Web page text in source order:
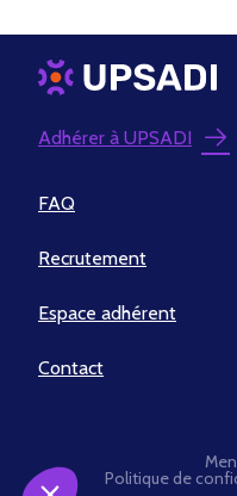
Adhérer à UPSADI
FAQ
Recrutement
Espace adhérent
Contact
Politique de